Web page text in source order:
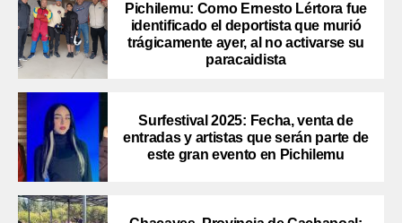
Pichilemu: Como Ernesto Lértora fue
identificado el deportista que murió
trágicamente ayer, al no activarse su
paracaidista
Surfestival 2025: Fecha, venta de
entradas y artistas que serán parte de
este gran evento en Pichilemu